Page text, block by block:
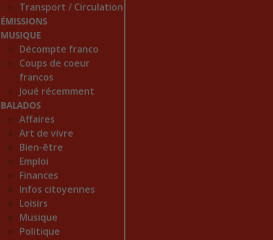
Transport / Circulation
ÉMISSIONS
MUSIQUE
Décompte franco
Coups de coeur
francos
Joué récemment
BALADOS
Affaires
Art de vivre
Bien-être
Emploi
Finances
Infos citoyennes
Loisirs
Musique
Politique